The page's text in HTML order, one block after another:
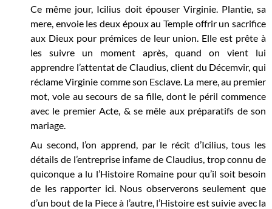
Ce même jour, Icilius doit épouser Virginie. Plantie, sa
mere, envoie les deux époux au Temple offrir un sacrifice
aux Dieux pour prémices de leur union. Elle est prête à
les suivre un moment après, quand on vient lui
apprendre l’attentat de Claudius, client du Décemvir, qui
réclame Virginie comme son Esclave. La mere, au premier
mot, vole au secours de sa fille, dont le péril commence
avec le premier Acte, & se mêle aux préparatifs de son
mariage.
Au second, l’on apprend, par le récit d’Icilius, tous les
détails de l’entreprise infame de Claudius, trop connu de
quiconque a lu l’Histoire Romaine pour qu’il soit besoin
de les rapporter ici. Nous observerons seulement que
d’un bout de la Piece à l’autre, l’Histoire est suivie avec la